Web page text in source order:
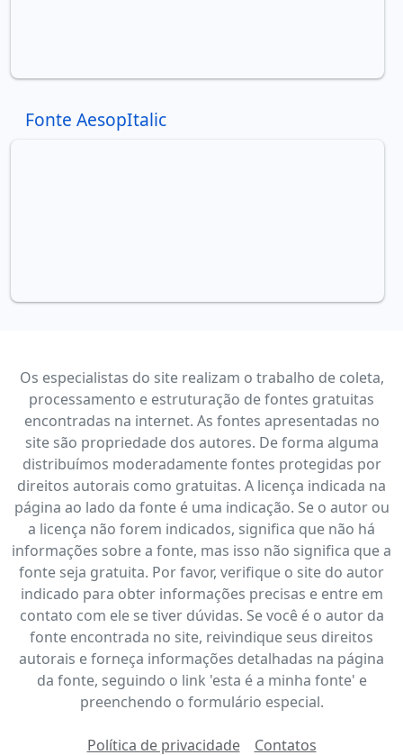
Fonte AesopItalic
Os especialistas do site realizam o trabalho de coleta,
processamento e estruturação de fontes gratuitas
encontradas na internet. As fontes apresentadas no
site são propriedade dos autores. De forma alguma
distribuímos moderadamente fontes protegidas por
direitos autorais como gratuitas. A licença indicada na
página ao lado da fonte é uma indicação. Se o autor ou
a licença não forem indicados, significa que não há
informações sobre a fonte, mas isso não significa que a
fonte seja gratuita. Por favor, verifique o site do autor
indicado para obter informações precisas e entre em
contato com ele se tiver dúvidas. Se você é o autor da
fonte encontrada no site, reivindique seus direitos
autorais e forneça informações detalhadas na página
da fonte, seguindo o link 'esta é a minha fonte' e
preenchendo o formulário especial.
Política de privacidade Contatos